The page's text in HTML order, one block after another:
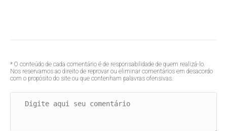
* O conteúdo de cada comentário é de responsabilidade de quem realizá-lo.
Nos reservamos ao direito de reprovar ou eliminar comentários em desacordo
com o propósito do site ou que contenham palavras ofensivas.